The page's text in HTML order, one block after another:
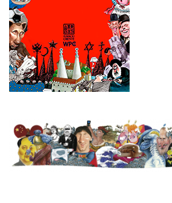
Imagen